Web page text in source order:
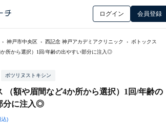
ログイン 会員登録
› 神戸市中央区 › 西記念 神戸アカデミアクリニック ›
ボトックス
か所から選択）1回/年齢の出やすい部分に注入◎
ボツリヌストキシン
（額や眉間など4か所から選択）1回/年齢の
分に注入◎
込)